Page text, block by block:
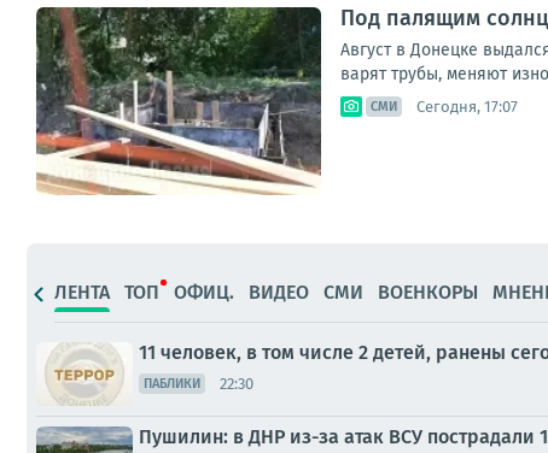
Под палящим
Август в Донецке
варят трубы, меняют
СМИ Сегодня, 17:07
ЛЕНТА ТОП ОФИЦ. ВИДЕО СМИ ВОЕНКОРЫ
11 человек, в том числе 2 детей, ранены
ПАБЛИКИ 22:30
Пушилин: в ДНР из-за атак ВСУ пострадали